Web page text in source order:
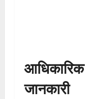
आधिकारिक
जानकारी